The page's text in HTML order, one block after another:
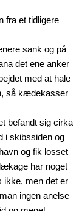
fra et tidligere
sank og på
det ene anker
med at hale
så kædekasser
befandt sig cirka
i skibssiden og
og fik losset
har noget
ikke, men det er
ingen anelse